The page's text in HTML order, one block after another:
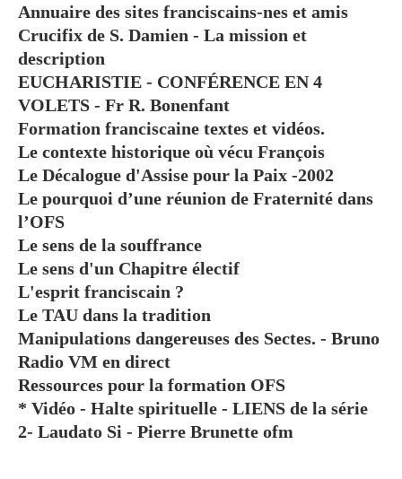
Annuaire des sites franciscains-nes et amis
Crucifix de S. Damien - La mission et
description
EUCHARISTIE - CONFÉRENCE EN 4
VOLETS - Fr R. Bonenfant
Formation franciscaine textes et vidéos.
Le contexte historique où vécu François
Le Décalogue d'Assise pour la Paix -2002
Le pourquoi d’une réunion de Fraternité dans
l’OFS
Le sens de la souffrance
Le sens d'un Chapitre électif
L'esprit franciscain ?
Le TAU dans la tradition
Manipulations dangereuses des Sectes. - Bruno
Radio VM en direct
Ressources pour la formation OFS
* Vidéo - Halte spirituelle - LIENS de la série
2- Laudato Si - Pierre Brunette ofm